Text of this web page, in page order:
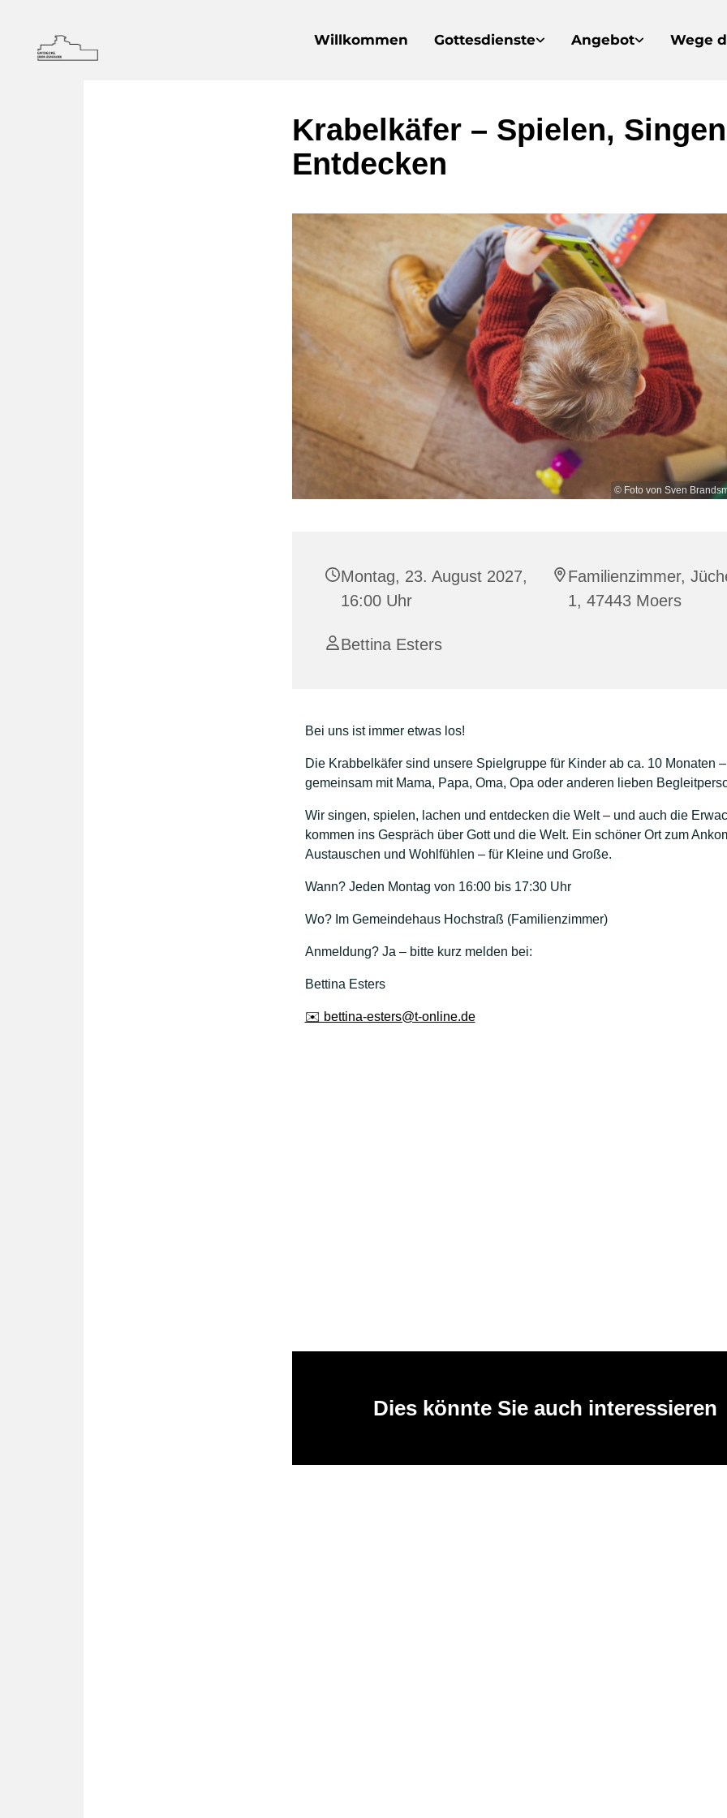
Willkommen Gottesdienste Angebot Wege
Krabelkäfer – Spielen,
Entdecken
© Foto von Sven
Montag, 23. August 2027,
16:00 Uhr
Familienzimmer,
1, 47443 Moers
Bettina Esters
Bei uns ist immer etwas los!
Die Krabbelkäfer sind unsere Spielgruppe für Kinder ab ca. 10 Monaten –
gemeinsam mit Mama, Papa, Oma, Opa oder anderen lieben
Wir singen, spielen, lachen und entdecken die Welt – und auch die
kommen ins Gespräch über Gott und die Welt. Ein schöner Ort zum
Austauschen und Wohlfühlen – für Kleine und Große.
Wann? Jeden Montag von 16:00 bis 17:30 Uhr
Wo? Im Gemeindehaus Hochstraß (Familienzimmer)
Anmeldung? Ja – bitte kurz melden bei:
Bettina Esters
✉️ bettina-esters@t-online.de
Dies könnte Sie auch interessieren